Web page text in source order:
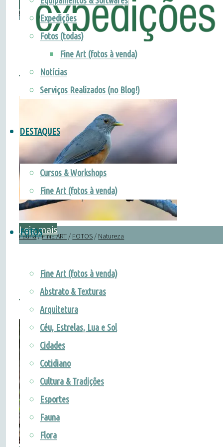
Expedições
Fotos (todas)
Fine Art (fotos à venda)
Notícias
Serviços Realizados (no Blog!)
DESTAQUES
Cursos & Workshops
Fine Art (fotos à venda)
FOTOS
Fine Art (fotos à venda)
Abstrato & Texturas
Arquitetura
Céu, Estrelas, Lua e Sol
Cidades
Cotidiano
Cultura & Tradições
Esportes
Fauna
Flora
Fauna / FINE ART/ FOTOS /Natureza
Leia mais"Lobo-
guará"
Sabiá-laranjeira
Fauna/FINE ART / FOTOS / Natureza
Leia mais"Sabiá-
laranjeira"
Saraucra-do-mato